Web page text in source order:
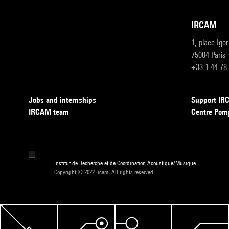
IRCAM
1, place
75004 Paris
+33 1 44 78
Jobs and internships
IRCAM team
Support
Centre
Institut de Recherche et de Coordination Acoustique/Musique
Copyright © 2022 Ircam. All rights reserved.